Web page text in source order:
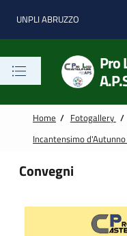
Vai alle notizie in primo
Vai al footer
UNPLI ABRUZZO
Pro
Home / Fotogallery /
Incantensimo
Convegni